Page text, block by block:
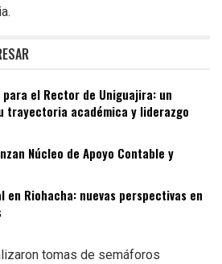
el Rector de Uniguajira: un
trayectoria académica y liderazgo
Núcleo de Apoyo Contable y
en Riohacha: nuevas perspectivas en
tomas de semáforos